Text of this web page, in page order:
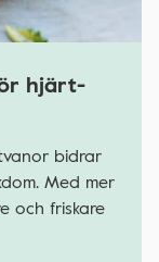
hjärt-
bidrar
Med mer
och friskare